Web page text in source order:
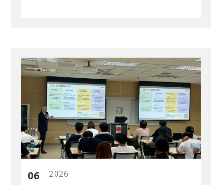
06
2026